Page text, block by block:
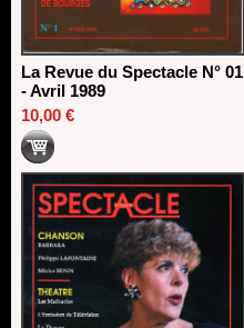
La Revue du Spectacle N° 01
- Avril 1989
10,00 €